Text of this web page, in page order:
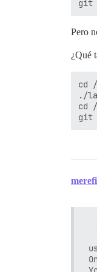
Pero
¿Qué
cd
./
cd